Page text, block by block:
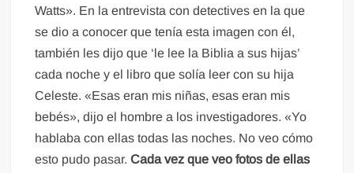
Watts». En la entrevista con detectives en la que
se dio a conocer que tenía esta imagen con él,
también les dijo que ‘le lee la Biblia a sus hijas’
cada noche y el libro que solía leer con su hija
Celeste. «Esas eran mis niñas, esas eran mis
bebés», dijo el hombre a los investigadores. «Yo
hablaba con ellas todas las noches. No veo cómo
esto pudo pasar.Cada vez que veo fotos de ellas